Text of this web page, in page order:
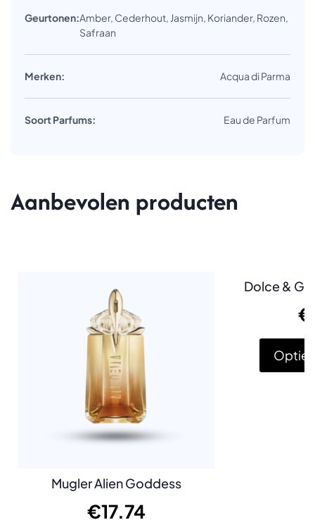
Geurtonen:Amber, Cederhout, Jasmijn, Koriander, Rozen,
Safraan
Merken: Acqua di Parma
Soort Parfums: Eau de Parfum
Aanbevolen producten
Mugler Alien Goddess
€17.74
Dolce &
€